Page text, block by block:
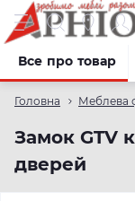
Головна Меблева
Замок GTV
дверей
Все про товар